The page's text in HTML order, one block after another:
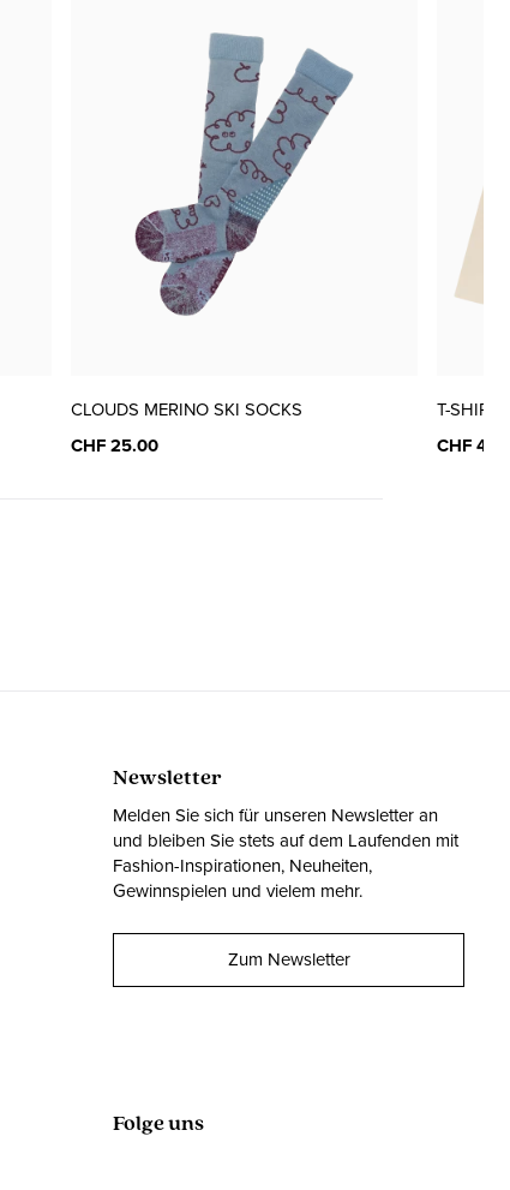
CLOUDS MERINO SKI SOCKS
CHF 25.00
T-SHIRT
CHF
Newsletter
Melden Sie sich für unseren Newsletter an
und bleiben Sie stets auf dem Laufenden mit
Fashion-Inspirationen, Neuheiten,
Gewinnspielen und vielem mehr.
Zum Newsletter
Folge uns